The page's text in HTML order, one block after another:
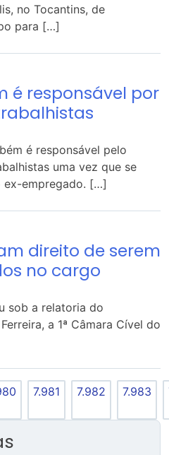
no Tocantins, de
para […]
é responsável por
é responsável pelo
uma vez que se
ex-empregado. […]
direito de serem
no cargo
sob a relatoria do
a 1ª Câmara Cível do
7.981 7.982 7.983